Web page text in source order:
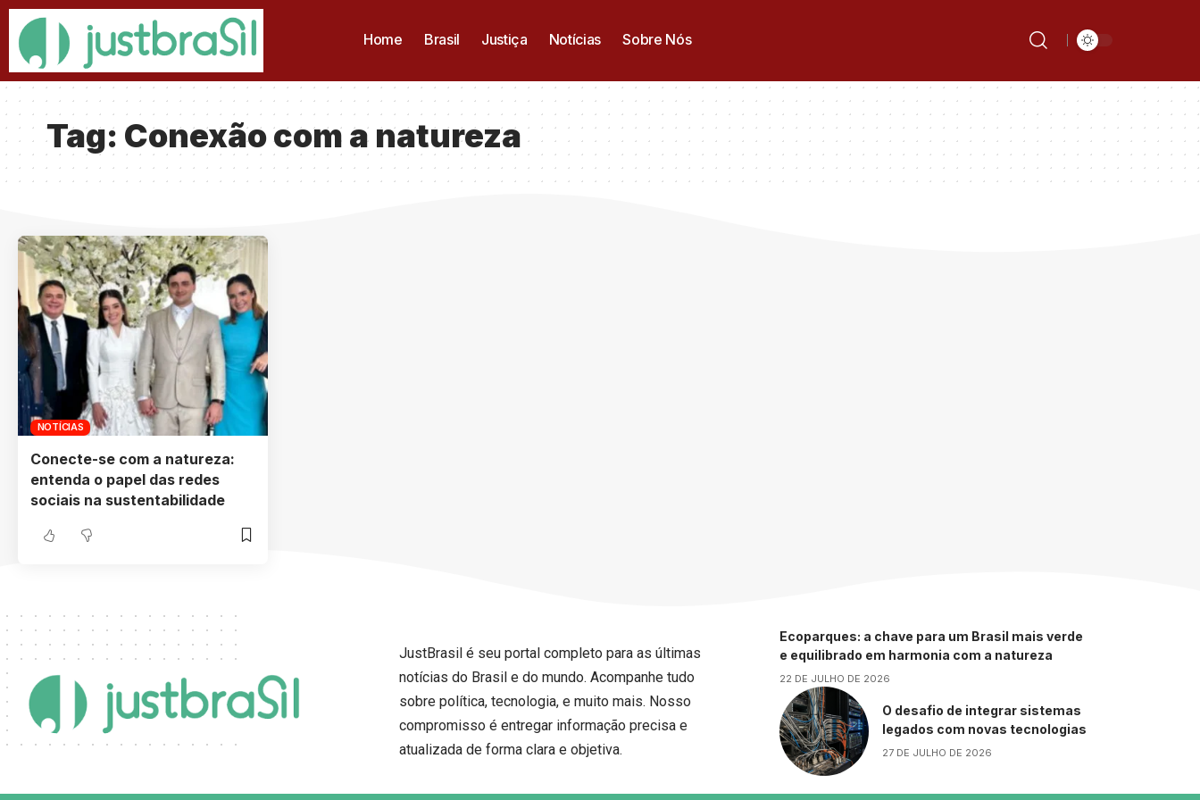
Home Brasil Justiça Notícias Sobre Nós
Tag: Conexão com a natureza
NOTÍCIAS
Conecte-se com a natureza:
entenda o papel das redes
sociais na sustentabilidade
JustBrasil é seu portal completo para as últimas
notícias do Brasil e do mundo. Acompanhe tudo
sobre política, tecnologia, e muito mais. Nosso
compromisso é entregar informação precisa e
atualizada de forma clara e objetiva.
Ecoparques: a chave para um Brasil mais verde
e equilibrado em harmonia com a natureza
22 DE JULHO DE 2026
O desafio de integrar sistemas
legados com novas tecnologias
27 DE JULHO DE 2026